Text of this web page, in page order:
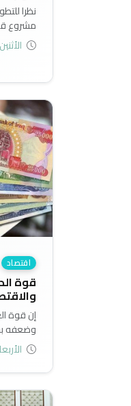
نظرا
بانتظار
حزمة
النفطية
الأثنين 14 كانون الأول 2020
اقتصاد
قوة
إن قوة
وضعفه
عن قوة
الأربعاء 28 تشرين